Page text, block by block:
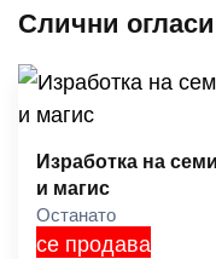
Слични огласи
Изработка на
и магис
Останато
се продава